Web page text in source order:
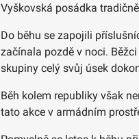
Vyškovská posádka
Do běhu se zapojili
začínala pozdě v noci.
skupiny celý svůj úsek
Běh kolem republiky však
tato akce v armádním